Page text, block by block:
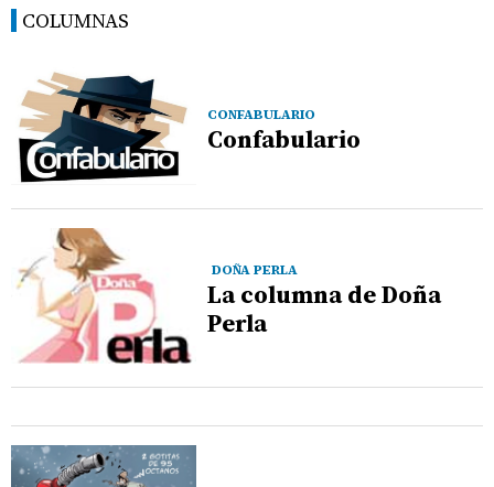
COLUMNAS
CONFABULARIO
Confabulario
DOÑA PERLA
La columna de Doña
Perla